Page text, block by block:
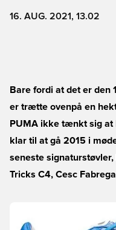
16. AUG. 2021, 13.02
Bare fordi at det er den
er trætte ovenpå en
PUMA ikke tænkt sig at
klar til at gå 2015 i
seneste signaturstøvler,
Tricks C4, Cesc